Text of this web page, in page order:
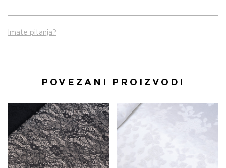
Imate pitanja?
POVEZANI PROIZVODI